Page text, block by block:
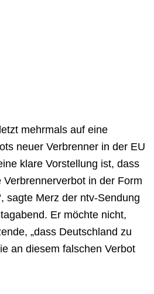
mehrmals auf eine
neuer Verbrenner in der EU
klare Vorstellung ist, dass
in der Form
sagte Merz der ntv-Sendung
Er möchte nicht,
„dass Deutschland zu
an diesem falschen Verbot